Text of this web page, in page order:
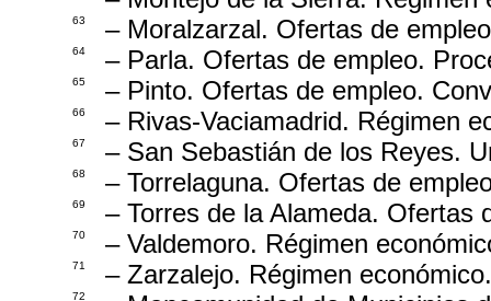
63 – Moralzarzal. Ofertas de
64 – Parla. Ofertas de empleo.
65 – Pinto. Ofertas de empleo.
66 – Rivas-Vaciamadrid. Régimen
67 – San Sebastián de los Reyes.
68 – Torrelaguna. Ofertas de
69 – Torres de la Alameda. Ofertas
70 – Valdemoro. Régimen
71 – Zarzalejo. Régimen
72